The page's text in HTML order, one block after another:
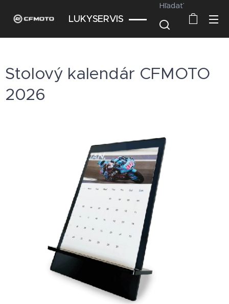
LUKYSERVIS
Hľadať
Stolový kalendár CFMOTO
2026